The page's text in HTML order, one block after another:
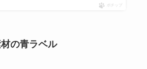
ポチップ
の青ラベル